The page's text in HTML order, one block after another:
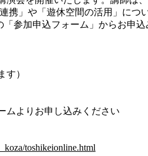
携」や「遊休空間の活用」に
参加申込フォーム」からお申
）
ムよりお申し込みください
toshikeionline.html